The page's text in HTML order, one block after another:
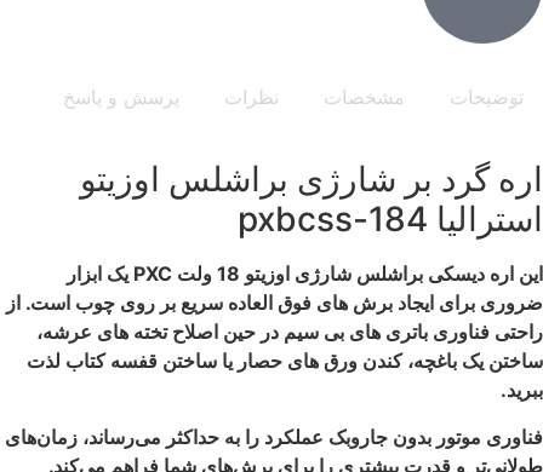
توضیحات مشخصات نظرات پرسش و پاسخ
اره گرد بر شارژی براشلس اوزیتو
استرالیا pxbcss-184
این اره دیسکی براشلس شارژی اوزیتو 18 ولت PXC یک ابزار
ضروری برای ایجاد برش های فوق العاده سریع بر روی چوب است. از
راحتی فناوری باتری های بی سیم در حین اصلاح تخته های عرشه،
ساختن یک باغچه، کندن ورق های حصار یا ساختن قفسه کتاب لذت
ببرید.
فناوری موتور بدون جاروبک عملکرد را به حداکثر می‌رساند، زمان‌های
طولانی‌تر و قدرت بیشتری را برای برش‌های شما فراهم می‌کند.